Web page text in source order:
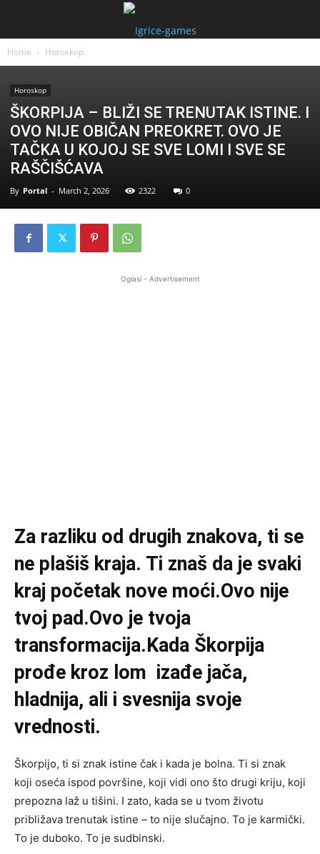
Home Horoskop
Horoskop
ŠKORPIJA – BLIŽI SE TRENUTAK ISTINE. I
OVO NIJE OBIČAN PREOKRET. OVO JE
TAČKA U KOJOJ SE SVE LOMI I SVE SE
RAŠČIŠĆAVA
By Portal - March 2, 2026 2322 0
Oglasi - Advertisement
Za razliku od drugih znakova, ti se
ne plašiš kraja. Ti znaš da je svaki
kraj početak nove moći.Ovo nije
tvoj pad.Ovo je tvoja
transformacija.Kada Škorpija
prođe kroz lom izađe jača,
hladnija, ali i svesnija svoje
vrednosti.
Škorpijo, ti si znak istine čak i kada je bolna. Ti si znak
koji oseća ispod površine, koji vidi ono što drugi kriju, koji
prepozna laž u tišini. I zato, kada se u tvom životu
približava trenutak istine – to nije slučajno. To je karmički.
To je duboko. To je sudbinski.